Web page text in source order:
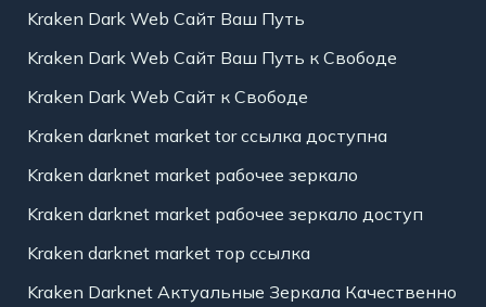
Kraken Dark Web Сайт Ваш Путь
Kraken Dark Web Сайт Ваш Путь к Свободе
Kraken Dark Web Сайт к Свободе
Kraken darknet market tor ссылка доступна
Kraken darknet market рабочее зеркало
Kraken darknet market рабочее зеркало доступ
Kraken darknet market тор ссылка
Kraken Darknet Актуальные Зеркала Качественно